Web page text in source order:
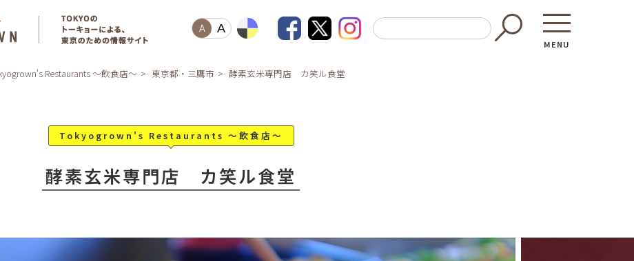
A A
MENU
東京都の食材を使った料理教室
Restaurants ～飲食店～ 東京都・三鷹市 酵素玄米専門店 カ笑ル食堂
Tokyogrown's Restaurants ～飲食店～
酵素玄米専門店 カ笑ル食堂